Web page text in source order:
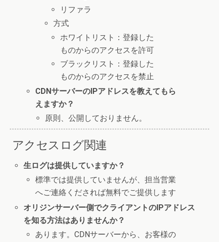
リファラ
方式
ホワイトリスト：登録した
ものからのアクセスを許可
ブラックリスト：登録した
ものからのアクセスを禁止
CDNサーバーのIPアドレスを教えてもら
えますか？
原則、公開しておりません。
アクセスログ関連
生ログは提供していますか？
標準では提供していませんが、担当営業
へご連絡くだされば無料でご提供します
オリジンサーバー側でクライアントのIPアドレス
を知る方法はありませんか？
あります。CDNサーバーから、お客様の